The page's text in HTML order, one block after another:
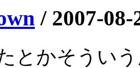
/ 2007-
とかそうい